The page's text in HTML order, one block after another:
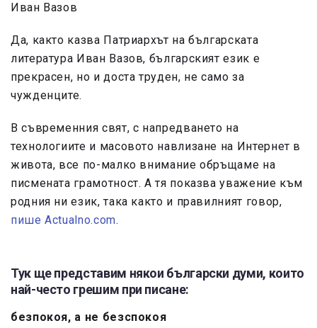
Иван Вазов
Да, както казва Патриархът на българската
литература Иван Вазов, българският език е
прекрасен, но и доста труден, не само за
чужденците.
В съвременния свят, с напредването на
технологиите и масовото навлизане на Интернет в
живота, все по-малко внимание обръщаме на
писмената грамотност. А тя показва уважение към
родния ни език, така както и правилният говор,
пише Actualno.com.
Тук ще представим някои български думи, които
най-често грешим при писане:
безпокоя, а не безспокоя